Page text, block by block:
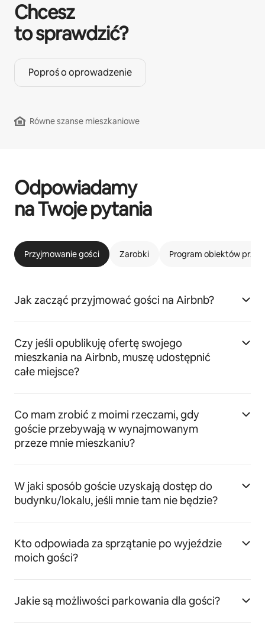
Chcesz
to sprawdzić?
Poproś o oprowadzenie
Równe szanse mieszkaniowe
Odpowiadamy
na Twoje pytania
Przyjmowanie gości Zarobki Program obiektów
Jak zacząć przyjmować gości na Airbnb?
Czy jeśli opublikuję ofertę swojego
mieszkania na Airbnb, muszę udostępnić
całe miejsce?
Co mam zrobić z moimi rzeczami, gdy
goście przebywają w wynajmowanym
przeze mnie mieszkaniu?
W jaki sposób goście uzyskają dostęp do
budynku/lokalu, jeśli mnie tam nie będzie?
Kto odpowiada za sprzątanie po wyjeździe
moich gości?
Jakie są możliwości parkowania dla gości?